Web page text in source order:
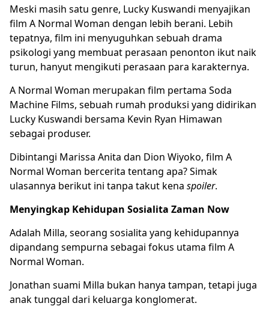
Meski masih satu genre, Lucky Kuswandi menyajikan
film A Normal Woman dengan lebih berani. Lebih
tepatnya, film ini menyuguhkan sebuah drama
psikologi yang membuat perasaan penonton ikut naik
turun, hanyut mengikuti perasaan para karakternya.
A Normal Woman merupakan film pertama Soda
Machine Films, sebuah rumah produksi yang didirikan
Lucky Kuswandi bersama Kevin Ryan Himawan
sebagai produser.
Dibintangi Marissa Anita dan Dion Wiyoko, film A
Normal Woman bercerita tentang apa? Simak
ulasannya berikut ini tanpa takut kena spoiler.
Menyingkap Kehidupan Sosialita Zaman Now
Adalah Milla, seorang sosialita yang kehidupannya
dipandang sempurna sebagai fokus utama film A
Normal Woman.
Jonathan suami Milla bukan hanya tampan, tetapi juga
anak tunggal dari keluarga konglomerat.